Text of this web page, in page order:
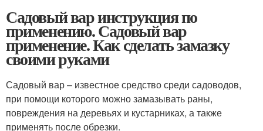
Садовый вар инструкция по
применению. Садовый вар
применение. Как сделать замазку
своими руками
Садовый вар – известное средство среди садоводов,
при помощи которого можно замазывать раны,
повреждения на деревьях и кустарниках, а также
применять после обрезки.